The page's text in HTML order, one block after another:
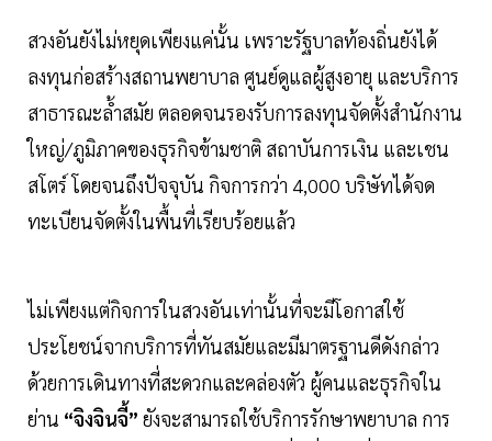
สวงอันยังไม่หยุดเพียงแค่นั้น เพราะรัฐบาลท้องถิ่นยังได้
ลงทุนก่อสร้างสถานพยาบาล ศูนย์ดูแลผู้สูงอายุ และบริการ
สาธารณะล้ำสมัย ตลอดจนรองรับการลงทุนจัดตั้งสำนักงาน
ใหญ่/ภูมิภาคของธุรกิจข้ามชาติ สถาบันการเงิน และเชน
สโตร์ โดยจนถึงปัจจุบัน กิจการกว่า 4,000 บริษัทได้จด
ทะเบียนจัดตั้งในพื้นที่เรียบร้อยแล้ว
ไม่เพียงแต่กิจการในสวงอันเท่านั้นที่จะมีโอกาสใช้
ประโยชน์จากบริการที่ทันสมัยและมีมาตรฐานดีดังกล่าว
ด้วยการเดินทางที่สะดวกและคล่องตัว ผู้คนและธุรกิจใน
ย่าน “จิงจินจี้” ยังจะสามารถใช้บริการรักษาพยาบาล การ